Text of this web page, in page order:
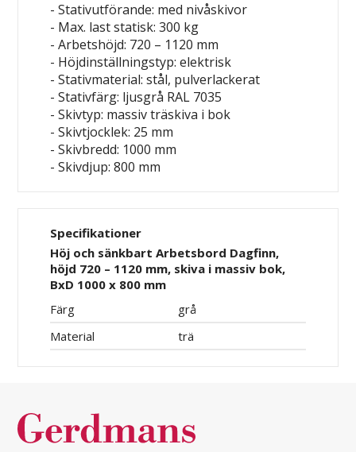
- Stativutförande: med nivåskivor
- Max. last statisk: 300 kg
- Arbetshöjd: 720 – 1120 mm
- Höjdinställningstyp: elektrisk
- Stativmaterial: stål, pulverlackerat
- Stativfärg: ljusgrå RAL 7035
- Skivtyp: massiv träskiva i bok
- Skivtjocklek: 25 mm
- Skivbredd: 1000 mm
- Skivdjup: 800 mm
Specifikationer
Höj och sänkbart Arbetsbord Dagfinn,
höjd 720 – 1120 mm, skiva i massiv bok,
BxD 1000 x 800 mm
Färg
grå
Material
trä